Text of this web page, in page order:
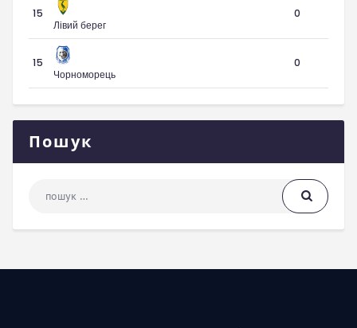
15
Лівий берег
0
15
Чорноморець
0
Пошук